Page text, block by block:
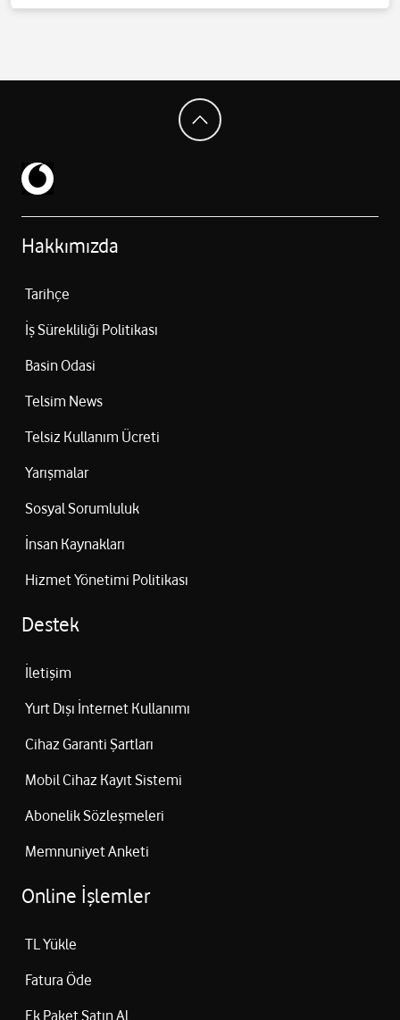
Detaylı bilgi içintıklayınız.
Hakkımızda
Tarihçe
İş Sürekliliği Politikası
Basin Odasi
Telsim News
Telsiz Kullanım Ücreti
Yarışmalar
Sosyal Sorumluluk
İnsan Kaynakları
Hizmet Yönetimi Politikası
Destek
İletişim
Yurt Dışı İnternet Kullanımı
Cihaz Garanti Şartları
Mobil Cihaz Kayıt Sistemi
Abonelik Sözleşmeleri
Memnuniyet Anketi
Online İşlemler
TL Yükle
Fatura Öde
Ek Paket Satın Al